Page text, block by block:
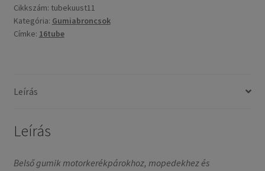
100/90-
16
TR4
Cikkszám: tubekuust11
Kategória: Gumiabroncsok
Címke: 16tube
Leírás
Leírás
Belső gumik motorkerékpárokhoz, mopedekhez és